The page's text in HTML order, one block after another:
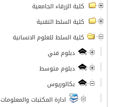
كلية الزرقاء الجامعية
كلية السلط التقنية
كلية السلط للعلوم الانسانية
دبلوم فني
دبلوم متوسط
بكالوريوس
ادارة المكتبات والمعلومات